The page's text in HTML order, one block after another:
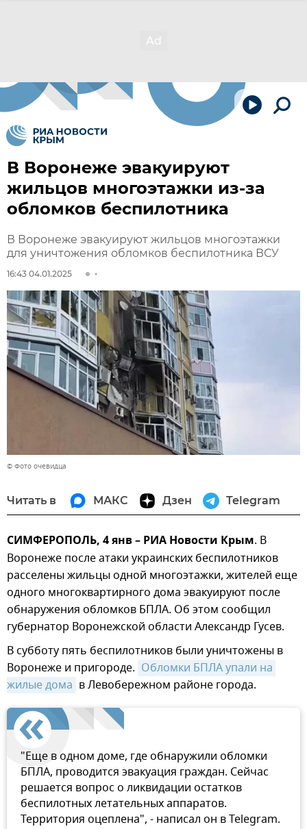
В Воронеже эвакуируют
жильцов многоэтажки из-за
обломков беспилотника
В Воронеже эвакуируют жильцов многоэтажки
для уничтожения обломков беспилотника ВСУ
16:43 04.01.2025
© Фото очевидца
Читать в МАКС Дзен Telegram
СИМФЕРОПОЛЬ, 4 янв – РИА Новости Крым. В
Воронеже после атаки украинских беспилотников
расселены жильцы одной многоэтажки, жителей еще
одного многоквартирного дома эвакуируют после
обнаружения обломков БПЛА. Об этом сообщил
губернатор Воронежской области Александр Гусев.
В субботу пять беспилотников были уничтожены в
Воронеже и пригороде. Обломки БПЛА упали на
жилые дома в Левобережном районе города.
"Еще в одном доме, где обнаружили обломки
БПЛА, проводится эвакуация граждан. Сейчас
решается вопрос о ликвидации остатков
беспилотных летательных аппаратов.
Территория оцеплена", - написал он в Telegram.